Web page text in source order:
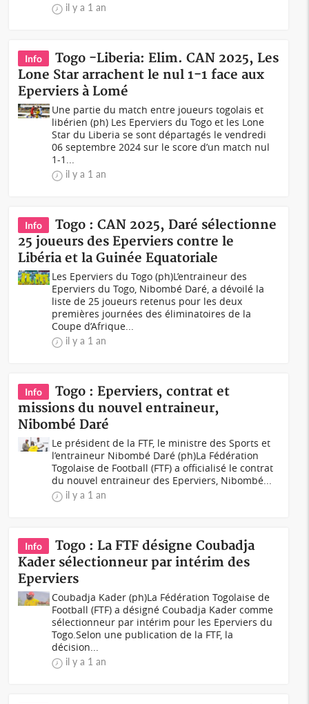
il y a 1 an
Info
Togo -Liberia: Elim. CAN 2025, Les
Lone Star arrachent le nul 1-1 face aux
Eperviers à Lomé
Une partie du match entre joueurs togolais et
libérien (ph) Les Eperviers du Togo et les Lone
Star du Liberia se sont départagés le vendredi
06 septembre 2024 sur le score d’un match nul
1-1...
il y a 1 an
Info
Togo : CAN 2025, Daré sélectionne
25 joueurs des Eperviers contre le
Libéria et la Guinée Equatoriale
Les Eperviers du Togo (ph)L’entraineur des
Eperviers du Togo, Nibombé Daré, a dévoilé la
liste de 25 joueurs retenus pour les deux
premières journées des éliminatoires de la
Coupe d’Afrique...
il y a 1 an
Info
Togo : Eperviers, contrat et
missions du nouvel entraineur,
Nibombé Daré
Le président de la FTF, le ministre des Sports et
l’entraineur Nibombé Daré (ph)La Fédération
Togolaise de Football (FTF) a officialisé le contrat
du nouvel entraineur des Eperviers, Nibombé...
il y a 1 an
Info
Togo : La FTF désigne Coubadja
Kader sélectionneur par intérim des
Eperviers
Coubadja Kader (ph)La Fédération Togolaise de
Football (FTF) a désigné Coubadja Kader comme
sélectionneur par intérim pour les Eperviers du
Togo.Selon une publication de la FTF, la
décision...
il y a 1 an